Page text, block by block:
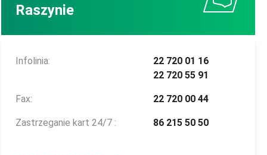
Raszynie
Infolinia:
22 720 01 16
22 720 55 91
Fax: 22 720 00 44
Zastrzeganie kart 24/7 : 86 215 50 50